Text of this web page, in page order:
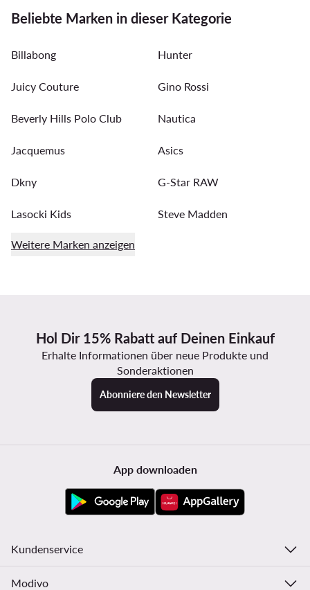
Beliebte Marken in dieser Kategorie
Billabong Hunter
Juicy Couture Gino Rossi
Beverly Hills Polo Club Nautica
Jacquemus Asics
Dkny G-Star RAW
Lasocki Kids Steve Madden
Weitere Marken anzeigen
Hol Dir 15% Rabatt auf Deinen Einkauf
Erhalte Informationen über neue Produkte und
Sonderaktionen
Abonniere den Newsletter
App downloaden
Kundenservice
Modivo